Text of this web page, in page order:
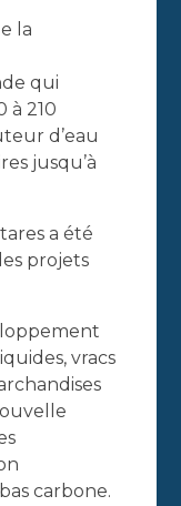
la
qui
à 210
d’eau
jusqu’à
a été
projets
vracs
carbone.